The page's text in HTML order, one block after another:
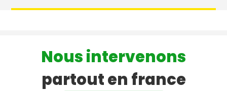
Nous intervenons
partout en france